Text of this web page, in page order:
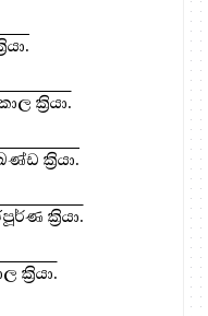
ක්‍රියා.
ක්‍රියා.
ක්‍රියා.
ක්‍රියා.